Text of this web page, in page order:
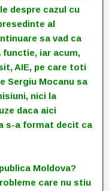
despre cazul cu
al
sa vad ca
iar acum,
AIE, pe care toti
Sergiu Mocanu sa
nici la
daca aici
s-a format decit ca
Moldova?
care nu stiu